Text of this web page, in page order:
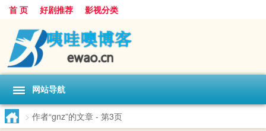
首 页 好剧推荐 影视分类
网站导航
> 作者“gnz”的文章 - 第3页